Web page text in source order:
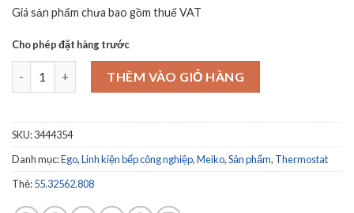
Giá sản phẩm chưa bao gồm thuế VAT
Cho phép đặt hàng trước
THREE-PHASE THERMOSTAT 350°C EGO 55.32562.808 số lượng
THÊM VÀO GIỎ HÀNG
SKU:3444354
Danh mục:Ego,Linh kiện bếp công nghiệp,Meiko,Sản phẩm, Thermostat
Thẻ:55.32562.808